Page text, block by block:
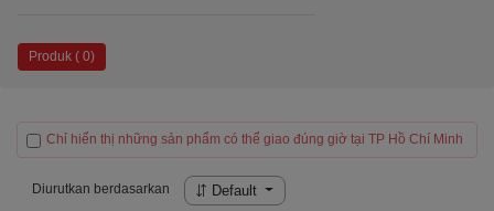
Produk ( 0)
Chỉ hiển thị những sản phẩm có thể giao đúng giờ tại TP Hồ Chí Minh
Diurutkan berdasarkan Default